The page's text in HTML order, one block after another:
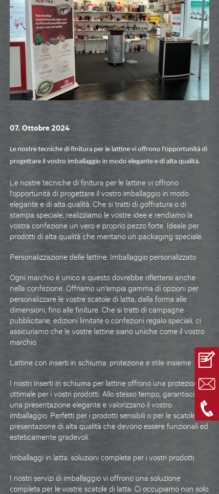
07. Ottobre 2024
Le nostre tecniche di finitura per le lattine vi offrono l'opportunità di
progettare il vostro imballaggio in modo elegante e di alta qualità.
Le nostre tecniche di finitura per le lattine vi offrono
l'opportunità di progettare il vostro imballaggio in modo
elegante e di alta qualità. Che si tratti di goffratura o di
stampa speciale, realizziamo le vostre idee e rendiamo la
vostra confezione un vero e proprio pezzo forte. Ideale per
prodotti di alta qualità che meritano un packaging speciale.
Personalizzazione delle lattine: Imballaggio personalizzato
Ogni marchio è unico e questo dovrebbe riflettersi anche
nella confezione. Offriamo un'ampia gamma di opzioni per
personalizzare le vostre scatole di latta, dalla forma alle
dimensioni, fino alle finiture. Che si tratti di campagne
pubblicitarie, edizioni limitate o confezioni regalo speciali, ci
assicuriamo che le vostre lattine siano uniche come il vostro
marchio.
Lattine con inserti in schiuma: protezione e stile insieme
I nostri inserti in schiuma per lattine offrono una protezione
ottimale per i vostri prodotti. Allo stesso tempo, garantiscono
una presentazione elegante e valorizzano il vostro
imballaggio. Perfetti per i prodotti sensibili o per le scatole di
presentazione di alta qualità che devono essere funzionali ed
esteticamente gradevoli.
Imballaggi in latta: soluzioni complete per i vostri prodotti
I nostri servizi di imballaggio vi offrono una soluzione
completa per le vostre scatole di latta. Ci occupiamo non solo